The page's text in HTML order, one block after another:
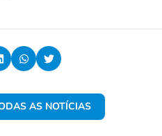
AS NOTÍCIAS